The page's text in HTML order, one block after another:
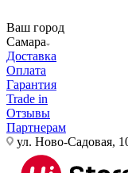
Ваш город
Самара
Доставка
Оплата
Гарантия
Trade in
Отзывы
Партнерам
ул. Ново-Садовая,